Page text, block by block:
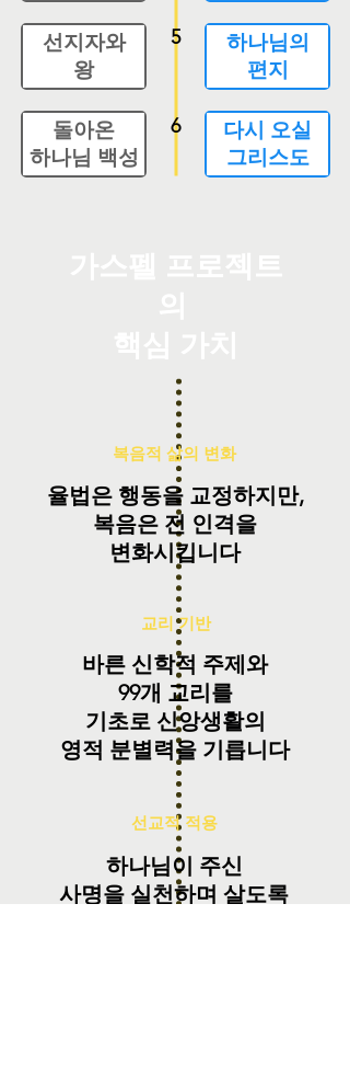
선지자와
​왕
돌아온
​하나님 백성
하나님의
​편지
다시 오실
​그리스도
5
6
율법은 행동을 교정하지만,
​복음은 전 인격을
변화시킵니다
​복음적 삶의 변화
바른 신학적 주제와
99개 교리를
기초로 신앙생활의
​영적 분별력을 기릅니다
교리 기반
하나님이 주신
사명을 실천하며 살도록
선교적 적용